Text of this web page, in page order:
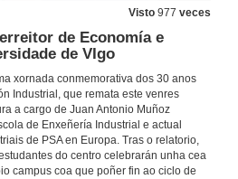
Visto 977 veces
de Economía e
de VIgo
xornada conmemorativa dos 30 anos
Industrial, que remata este venres
a cargo de Juan Antonio Muñoz
de Enxeñería Industrial e actual
de PSA en Europa. Tras o relatorio,
do centro celebrarán unha cea
campus coa que poñer fin ao ciclo de
de nov. de 2015
Relatorio de JA Múñoz Codina, directivo do grupo PSA e alumno da primeira promoción
20 de nov. de 2015
Intervención do director da Escola de Enxeñería Industrial